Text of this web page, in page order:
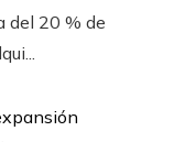
del 20 % de